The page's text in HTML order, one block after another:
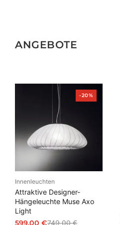
ANGEBOTE
-20%Produkt
im
Innenleuchten
Attraktive Designer-
Hängeleuchte Muse Axo
Light
749,00€
599,00€